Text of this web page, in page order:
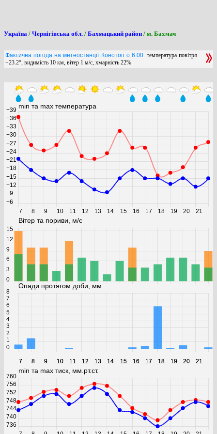
Україна / Чернігівська обл. / Бахмацький район / м. Бахмач
Фактична погода на метеостанції Конотоп о 6:00:температура повітря
+23.2°, видимість 10 км, вітер 1 м/с, хмарність 22%
min та max температура
7 8 9 10 11 12 13 14 15 16 17 18 19 20 21
+6
+9
+12
+15
+18
+21
+24
+27
+30
+33
+36
+39
Вітер та пориви, м/с
7 8 9 10 11 12 13 14 15 16 17 18 19 20 21
0
3
6
9
12
15
Опади протягом доби, мм
7 8 9 10 11 12 13 14 15 16 17 18 19 20 21
0
1
2
3
4
5
6
7
8
min та max тиск, мм.рт.ст.
736
740
744
748
752
756
760